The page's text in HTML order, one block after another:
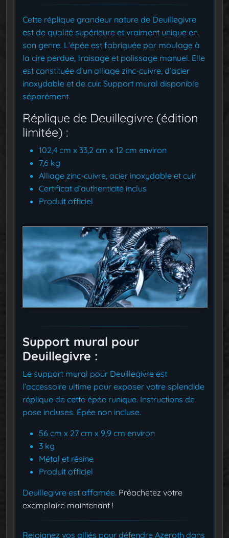
Cette réplique grandeur nature de Deuillegivre
est de qualité supérieure et vraiment unique en
son genre. L’épée est fabriquée par moulage à
la cire perdue, fraisage et polissage manuel. Elle
est constituée d’un alliage zinc-cuivre, d’acier
inoxydable et de cuir. Support mural disponible
séparément.
Réplique de Deuillegivre (édition
limitée) :
102,4 cm x 33,2 cm x 12 cm environ
7,6 kg
Alliage zinc-cuivre, acier inoxydable et cuir
Certificat d’authenticité inclus
Produit officiel
Support mural pour
Deuillegivre :
Le support mural pour Deuillegivre est
l’accessoire ultime pour exposer votre splendide
réplique de cette épée runique. Instructions de
pose incluses. Épée non incluse.
56 cm x 27 cm x 9,9 cm environ
3 kg
Métal et résine
Produit officiel
Deuillegivre est affamée. Préachetez votre
exemplaire maintenant !
Rejoignez vos alliés pour défendre Azeroth dans